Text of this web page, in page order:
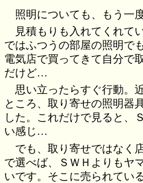
照明についても、もう一
見積もりも入れてくれて
ではふつうの部屋の照明で
電気店で買ってきて自分で
だけど…
思い立ったらすぐ行動。
ところ、取り寄せの照明器
した。これだけで見ると、
い感じ…
でも、取り寄せではなく
で選べば、ＳＷＨよりもヤ
いです。そこに売られてい